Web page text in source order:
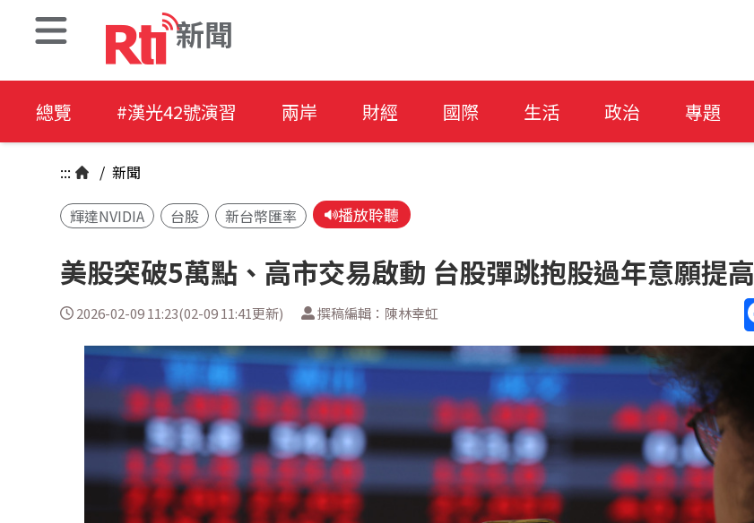
新聞
總覽 #漢光42號演習 兩岸 財經 國際 生活 政治 專題
::: / 新聞
輝達NVIDIA 台股 新台幣匯率 播放聆聽
美股突破5萬點、高市交易啟動 台股彈跳抱股過年意願提高
2026-02-09 11:23(02-09 11:41更新) 撰稿編輯：陳林幸虹